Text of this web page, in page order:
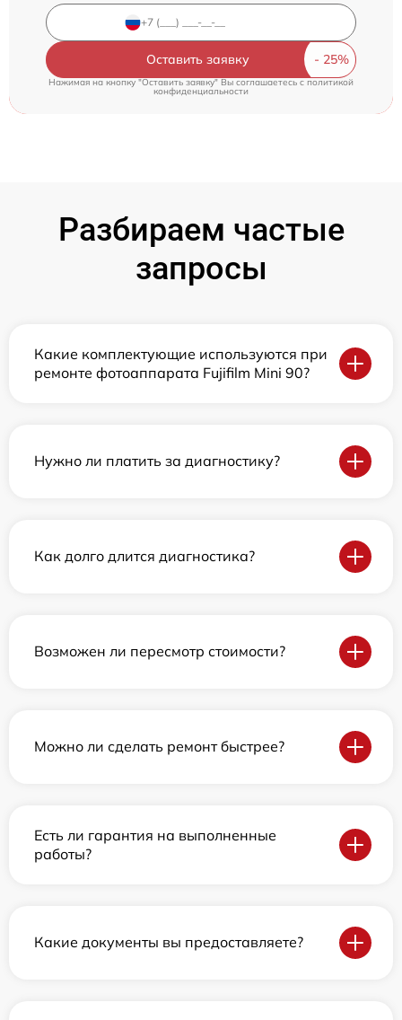
Оставить заявку
Нажимая на кнопку "Оставить заявку" Вы соглашаетесь cполитикой
конфиденциальности
Разбираем частые
запросы
Какие комплектующие используются при
ремонте фотоаппарата Fujifilm Mini 90?
Нужно ли платить за диагностику?
Как долго длится диагностика?
Возможен ли пересмотр стоимости?
Можно ли сделать ремонт быстрее?
Есть ли гарантия на выполненные
работы?
Какие документы вы предоставляете?